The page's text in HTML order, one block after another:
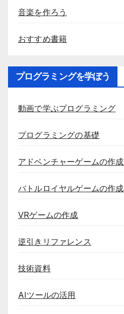
音楽を作ろう
おすすめ書籍
プログラミングを学ぼう
動画で学ぶプログラミング
プログラミングの基礎
アドベンチャーゲームの作成
バトルロイヤルゲームの作成
VRゲームの作成
逆引きリファレンス
技術資料
AIツールの活用